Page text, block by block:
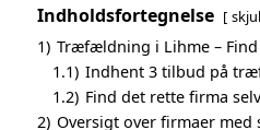
Indholdsfortegnelse skjul
1) Træfældning i Lihme –
1.1) Indhent 3 tilbud på
1.2) Find det rette firma selv
2) Oversigt over firmaer